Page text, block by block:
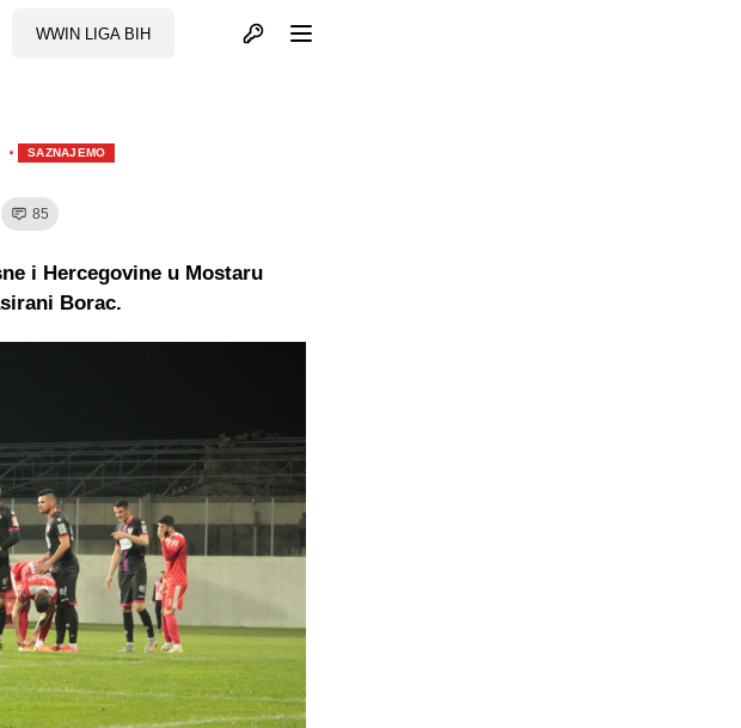
WWIN LIGA BIH Otvori profil
· SAZNAJEMO
85
i Hercegovine u Mostaru
Borac.